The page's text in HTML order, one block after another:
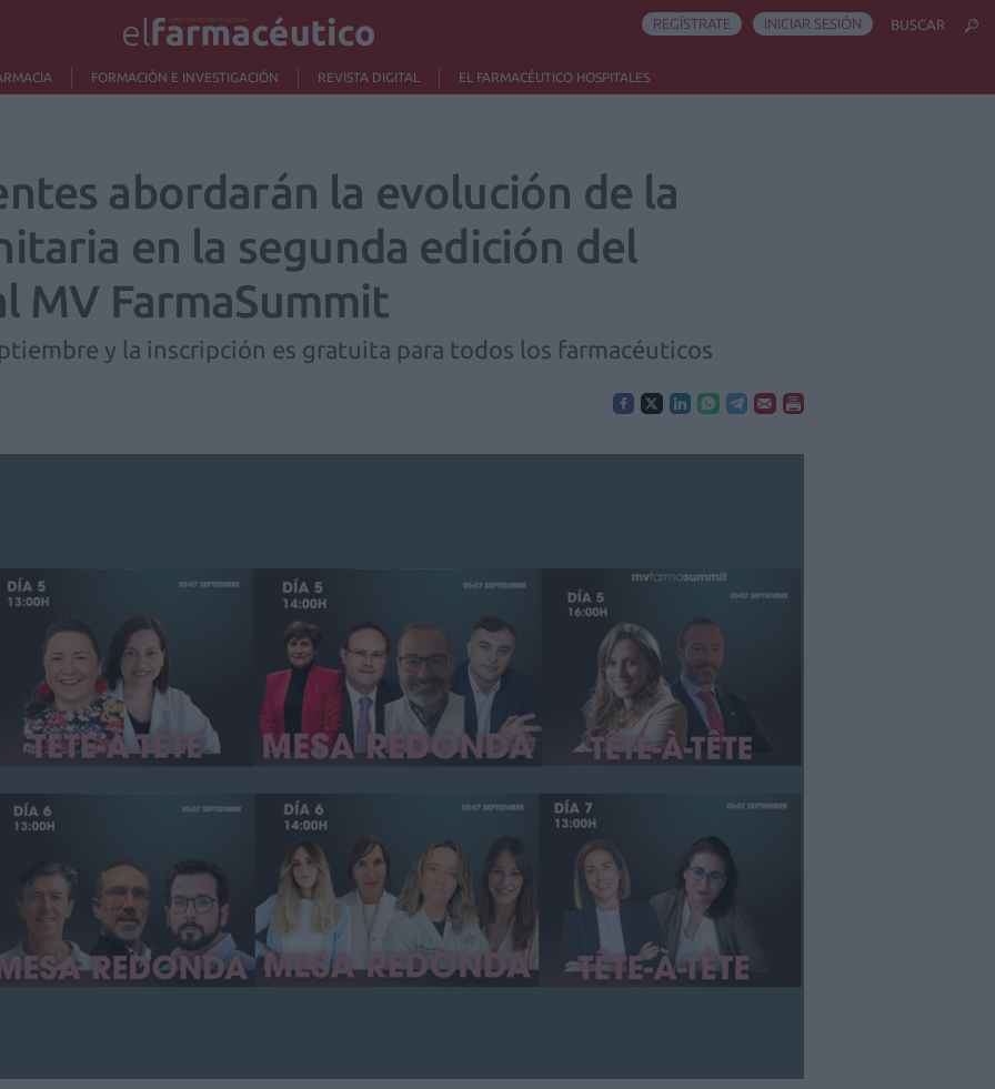
FORMACIÓN E INVESTIGACIÓN REVISTA DIGITAL EL FARMACÉUTICO HOSPITALES
REGÍSTRATE INICIAR SESIÓN BUSCAR
abordarán la evolución de la
en la segunda edición del
MV FarmaSummit
y la inscripción es gratuita para todos los farmacéuticos